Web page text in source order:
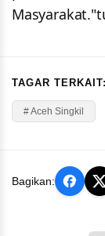
TAGAR TERKAIT:
# Aceh Singkil
Bagikan: